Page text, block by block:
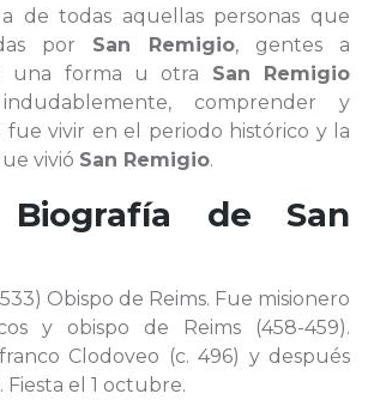
de todas aquellas personas que
por San Remigio, gentes a
una forma u otra San Remigio
comprender y
vivir en el periodo histórico y la
vivió San Remigio.
de San
533) Obispo de Reims. Fue misionero
y obispo de Reims (458-459).
Clodoveo (c. 496) y después
Fiesta el 1 octubre.